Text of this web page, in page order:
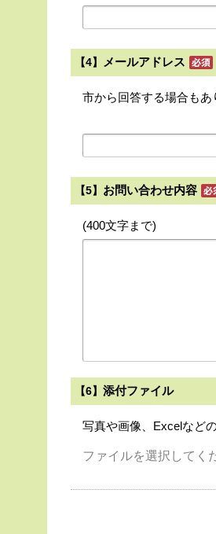
【4】 メールアドレス
市から回答する場合もあ
【5】 お問い合わせ内容
(400文字まで)
【6】 添付ファイル
写真や画像、Excelなど
ファイルを選択してく